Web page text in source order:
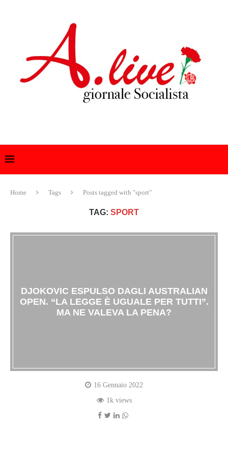
Home Tags Posts tagged with "sport"
TAG: SPORT
DJOKOVIC ESPULSO DAGLI AUSTRALIAN
OPEN. “LA LEGGE È UGUALE PER TUTTI”.
MA NE VALEVA LA PENA?
16 Gennaio 2022
1k views